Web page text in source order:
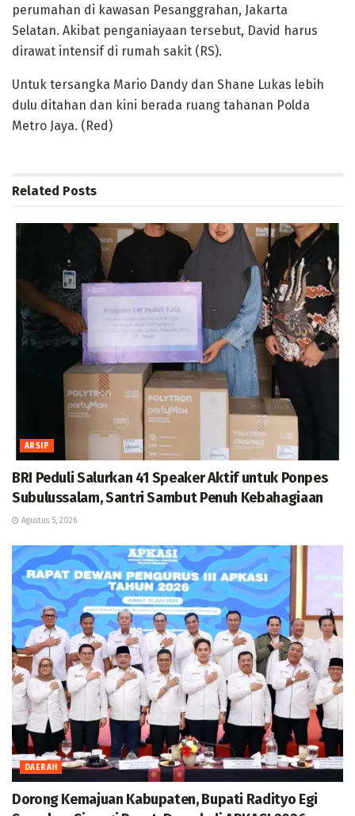
perumahan di kawasan Pesanggrahan, Jakarta
Selatan. Akibat penganiayaan tersebut, David harus
dirawat intensif di rumah sakit (RS).
Untuk tersangka Mario Dandy dan Shane Lukas lebih
dulu ditahan dan kini berada ruang tahanan Polda
Metro Jaya. (Red)
Related Posts
ARSIP
BRI Peduli Salurkan 41 Speaker Aktif untuk Ponpes
Subulussalam, Santri Sambut Penuh Kebahagiaan
Agustus 5, 2026
DAERAH
Dorong Kemajuan Kabupaten, Bupati Radityo Egi